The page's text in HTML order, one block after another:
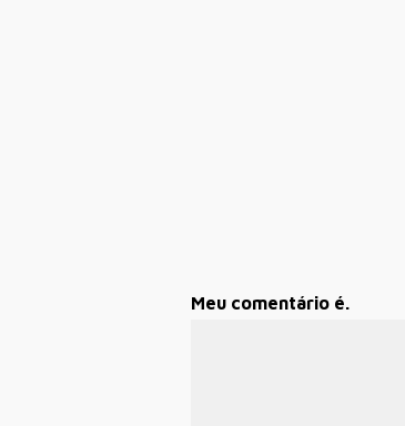
Meu comentário é.